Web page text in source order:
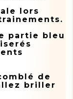
lors
partie bleu
de
briller